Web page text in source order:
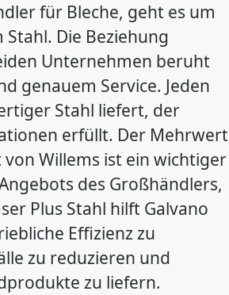
für Bleche, geht es um
Die Beziehung
Unternehmen beruht
genauem Service. Jeden
Stahl liefert, der
erfüllt. Der Mehrwert
von Willems ist ein wichtiger
des Großhändlers,
Plus Stahl hilft Galvano
Effizienz zu
zu reduzieren und
zu liefern.